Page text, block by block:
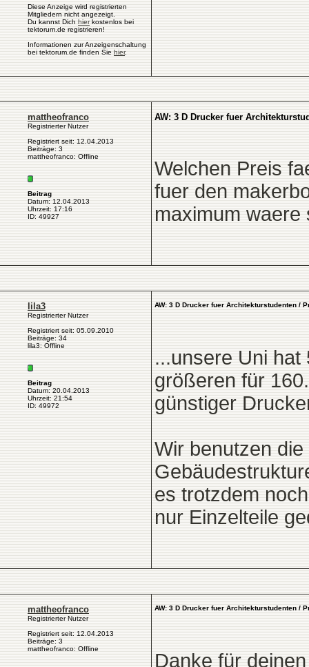
Diese Anzeige wird registrierten
Mitgliedern nicht angezeigt.
Du kannst Dich hierkostenlos bei
tektorum.de registrieren!
Informationen zur Anzeigenschaltung
bei tektorum.de finden Sie hier.
mattheofranco
Registrierter Nutzer
Registriert seit: 12.04.2013
Beiträge: 3
mattheofranco: Offline
Beitrag
Datum: 12.04.2013
Uhrzeit: 17:16
ID: 49927
AW: 3 D Drucker fuer
Welchen Preis
fuer den
maximum waere
lila3
Registrierter Nutzer
Registriert seit: 05.09.2010
Beiträge: 34
lila3: Offline
Beitrag
Datum: 20.04.2013
Uhrzeit: 21:54
ID: 49972
AW: 3 D Drucker fuer Architekturstudenten /
...unsere Uni hat
größeren für
günstiger
Wir benutzen
es trotzdem
nur Einzelteile
mattheofranco
Registrierter Nutzer
Registriert seit: 12.04.2013
Beiträge: 3
mattheofranco: Offline
AW: 3 D Drucker fuer Architekturstudenten /
Danke für